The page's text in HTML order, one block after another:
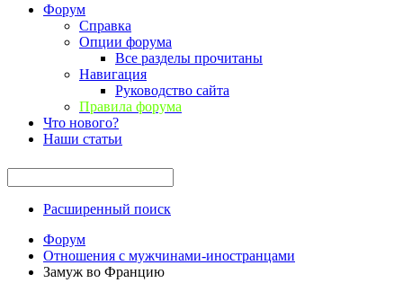
Форум
Справка
Опции форума
Все разделы прочитаны
Навигация
Руководство сайта
Правила форума
Что нового?
Наши статьи
Расширенный поиск
Форум
Отношения с мужчинами-иностранцами
Замуж во Францию